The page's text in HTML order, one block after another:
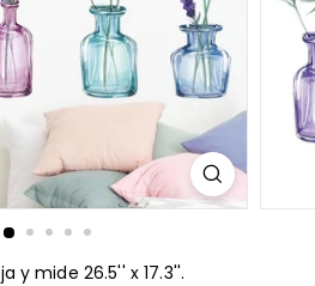
y mide 26.5'' x 17.3''.